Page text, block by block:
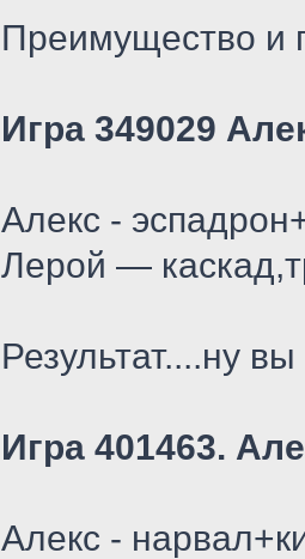
Преимущество и
Игра 349029
Алекс -
Лерой —
Результат....ну
Игра 401463.
Алекс -